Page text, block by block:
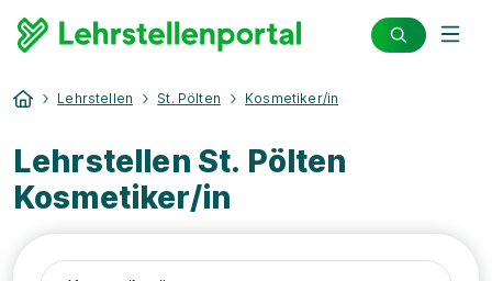
Lehrstellen St. Pölten Kosmetiker/in
Lehrstellen St. Pölten
Kosmetiker/in